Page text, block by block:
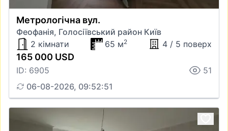
Метрологічна вул.
Феофанія, Голосіївський район Київ
2 кімнати
65 м2 4 / 5 поверх
165 000 USD
ID: 6905
51
06-08-2026, 09:52:51